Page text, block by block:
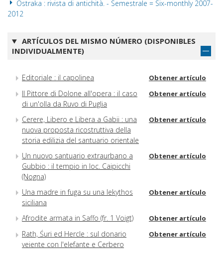
Ostraka : rivista di antichità. - Semestrale = Six-monthly 2007-
2012
ARTÍCULOS DEL MISMO NÚMERO (DISPONIBLES
INDIVIDUALMENTE)
Editoriale : il capolinea Obtener artículo
Il Pittore di Dolone all'opera : il caso
di un'olla da Ruvo di Puglia
Obtener artículo
Cerere, Libero e Libera a Gabii : una
nuova proposta ricostruttiva della
storia edilizia del santuario orientale
Obtener artículo
Un nuovo santuario extraurbano a
Gubbio : il tempio in loc. Caipicchi
(Nogna)
Obtener artículo
Una madre in fuga su una lekythos
siciliana
Obtener artículo
Afrodite armata in Saffo (fr. 1 Voigt) Obtener artículo
Rath, Śuri ed Hercle : sul donario
veiente con l'elefante e Cerbero
Obtener artículo